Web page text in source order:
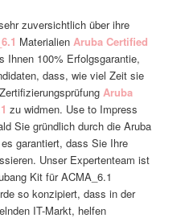
zuversichtlich über ihre
Materialien Aruba Certified
Ihnen 100% Erfolgsgarantie,
dass, wie viel Zeit sie
Aruba
zu widmen. Use to Impress
Sie gründlich durch die Aruba
garantiert, dass Sie Ihre
Unser Expertenteam ist
Kit für ACMA_6.1
so konzipiert, dass in der
IT-Markt, helfen